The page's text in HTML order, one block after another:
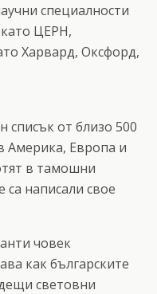
специалности
ЦЕРН,
Харвард, Оксфорд,
списък от близо 500
Америка, Европа и
в тамошни
са написали свое
човек
как българските
световни